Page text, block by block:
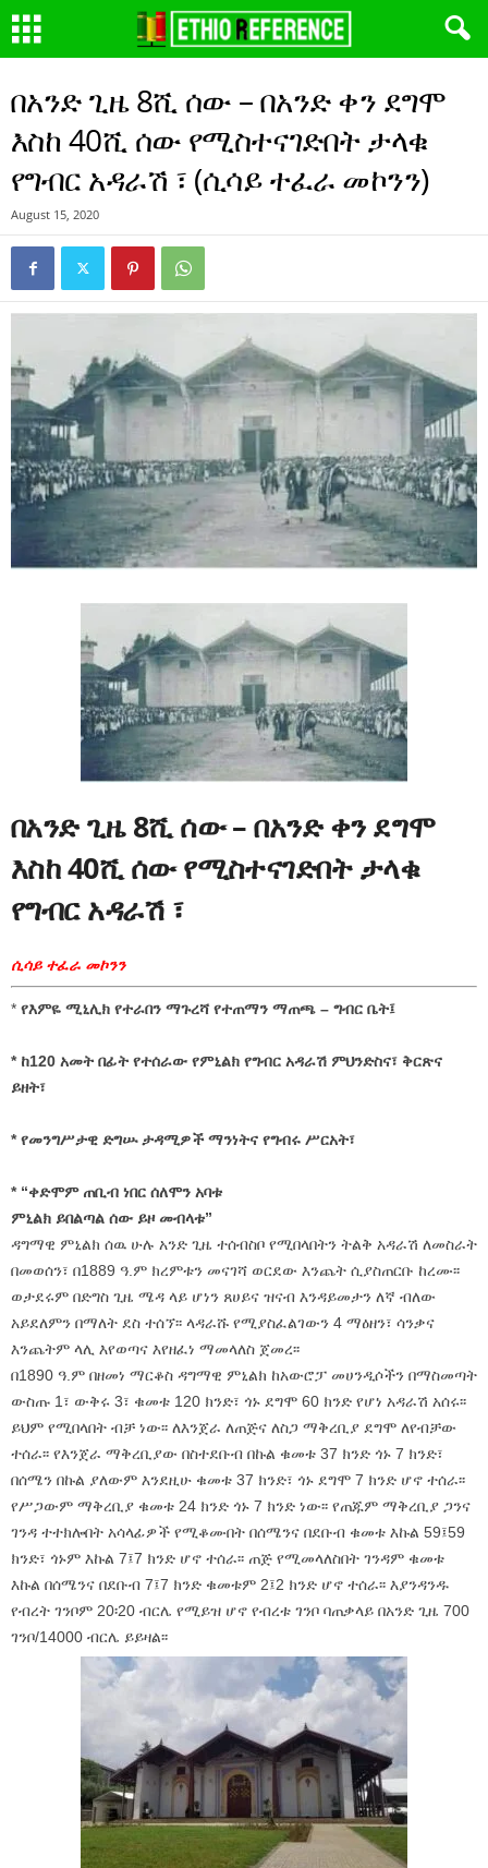
በአንድ ጊዜ 8ሺ ሰው – በአንድ ቀን ደግሞ
እስከ 40ሺ ሰው የሚስተናገድበት ታላቁ
የግብር አዳራሽ ፣ (ሲሳይ ተፈራ መኮንን)
August 15, 2020
በአንድ ጊዜ 8ሺ ሰው – በአንድ ቀን ደግሞ
እስከ 40ሺ ሰው የሚስተናገድበት ታላቁ
የግብር አዳራሽ ፣
ሲሳይ ተፈራ መኮንን
* የእምዬ ሚኒሊክ የተራበን ማጉረሻ የተጠማን ማጠጫ – ግብር ቤት፤
* ከ120 አመት በፊት የተሰራው የምኒልክ የግብር አዳራሽ ምህንድስና፣ ቅርጽና
ይዘት፣
* የመንግሥታዊ ድግሡ ታዳሚዎች ማንነትና የግብሩ ሥርአት፣
* “ቀድሞም ጠቢብ ነበር ሰለሞን አባቱ
ምኒልክ ይበልጣል ሰው ይዞ መብላቱ”
ዳግማዊ ምኒልክ ሰዉ ሁሉ አንድ ጊዜ ተሰብስቦ የሚበላበትን ትልቅ አዳራሽ ለመስራት
በመወሰን፣ በ1889 ዓ.ም ክረምቱን መናገሻ ወርደው እንጨት ሲያስጠርቡ ከረሙ፡፡
ወታደሩም በድግስ ጊዜ ሜዳ ላይ ሆነን ጸሀይና ዝናብ እንዳይመታን ለኛ ብለው
አይደለምን በማለት ደስ ተሰኘ፡፡ ላዳራሹ የሚያስፈልገውን 4 ማዕዘን፣ ሳንቃና
እንጨትም ላሊ እየወጣና እየዘፈነ ማመላለስ ጀመረ፡፡
በ1890 ዓ.ም በዘመነ ማርቆስ ዳግማዊ ምኒልክ ከአውሮፓ መሀንዲሶችን በማስመጣት
ውስጡ 1፣ ውቅሩ 3፣ ቁመቱ 120 ክንድ፣ ጎኑ ደግሞ 60 ክንድ የሆነ አዳራሽ አሰሩ፡፡
ይህም የሚበላበት ብቻ ነው፡፡ ለእንጀራ ለጠጅና ለስጋ ማቅረቢያ ደግሞ ለየብቻው
ተሰራ፡፡ የእንጀራ ማቅረቢያው በስተደቡብ በኩል ቁመቱ 37 ክንድ ጎኑ 7 ክንድ፣
በሰሜን በኩል ያለውም እንደዚሁ ቁመቱ 37 ክንድ፣ ጎኑ ደግሞ 7 ክንድ ሆኖ ተሰራ፡፡
የሥጋውም ማቅረቢያ ቁመቱ 24 ክንድ ጎኑ 7 ክንድ ነው፡፡ የጠጁም ማቅረቢያ ጋንና
ገንዳ ተተክሎበት አሳላፊዎች የሚቆሙበት በሰሜንና በደቡብ ቁመቱ እኩል 59፤59
ክንድ፣ ጎኑም እኩል 7፤7 ክንድ ሆኖ ተሰራ፡፡ ጠጅ የሚመላለስበት ገንዳም ቁመቱ
እኩል በሰሜንና በደቡብ 7፤7 ክንድ ቁመቱም 2፤2 ክንድ ሆኖ ተሰራ፡፡ እያንዳንዱ
የብረት ገንቦም 20፡20 ብርሌ የሚይዝ ሆኖ የብረቱ ገንቦ ባጠቃላይ በአንድ ጊዜ 700
ገንቦ/14000 ብርሌ ይይዛል፡፡